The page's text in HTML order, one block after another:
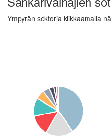
Ympyrän sektoria klikkaamalla